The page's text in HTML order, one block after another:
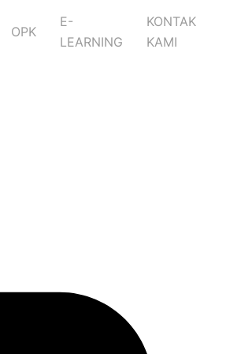
OPK
E-
LEARNING
KONTAK
KAMI